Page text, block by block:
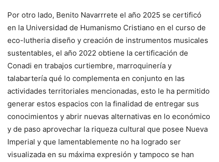
Por otro lado, Benito Navarrrete el año 2025 se certificó
en la Universidad de Humanismo Cristiano en el curso de
eco-lutheria diseño y creación de instrumentos musicales
sustentables, el año 2022 obtiene la certificación de
Conadi en trabajos curtiembre, marroquinería y
talabartería qué lo complementa en conjunto en las
actividades territoriales mencionadas, esto le ha permitido
generar estos espacios con la finalidad de entregar sus
conocimientos y abrir nuevas alternativas en lo económico
y de paso aprovechar la riqueza cultural que posee Nueva
Imperial y que lamentablemente no ha logrado ser
visualizada en su máxima expresión y tampoco se han